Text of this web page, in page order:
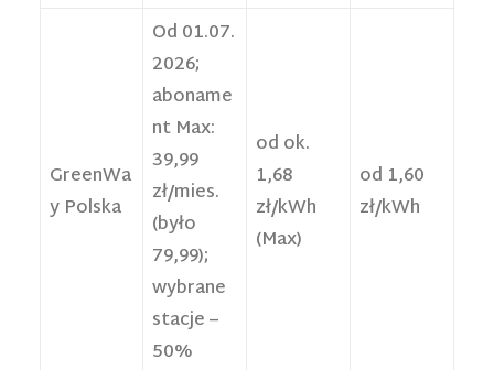
GreenWa
y Polska
Od 01.07.
2026;
aboname
nt Max:
39,99
zł/mies.
(było
79,99);
wybrane
stacje –
50%
od ok.
1,68
zł/kWh
(Max)
od 1,60
zł/kWh